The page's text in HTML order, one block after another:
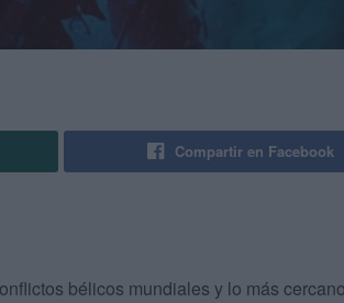
Compartir en Facebook
bélicos mundiales y lo más